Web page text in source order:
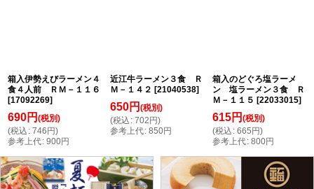
箱入伊勢えびラーメン４
食４人前 ＲＭ－１１６
[17092269]
690円 (税別)
(税込 : 746 円)
参考上代: 900円
近江牛ラーメン３食 Ｒ
Ｍ－１４２ [21040538]
650円 (税別)
(税込 : 702 円)
参考上代: 850円
箱入のどぐろ塩ラーメ
ン 塩ラーメン３食 Ｒ
Ｍ－１１５ [22033015]
615円 (税別)
(税込 : 665 円)
参考上代: 800円